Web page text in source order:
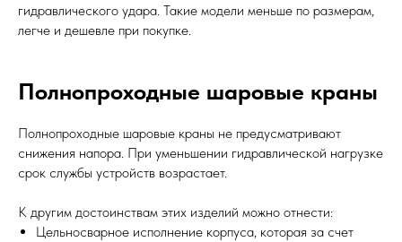
гидравлического удара. Такие модели меньше по размерам,
легче и дешевле при покупке.
Полнопроходные шаровые краны
Полнопроходные шаровые краны не предусматривают
снижения напора. При уменьшении гидравлической нагрузке
срок службы устройств возрастает.
К другим достоинствам этих изделий можно отнести:
Цельносварное исполнение корпуса, которая за счет